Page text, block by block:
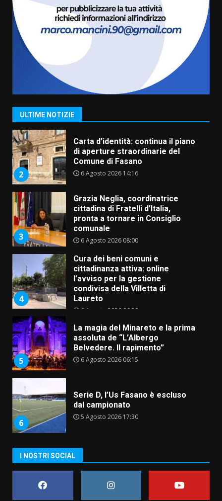
ULTIME NOTIZIE
Truffatori in azione nelle
frazioni fasanesi
5 Agosto 2026 11:03
1
Fasanese ferito a colpi di arma
da fuoco
6 Agosto 2026 18:13
2
Carta d’identità: continua il piano
di aperture straordinarie del
Comune di Fasano
6 Agosto 2026 14:16
3
Grazia Neglia, coordinatrice
cittadina di Fratelli d’Italia,
pronta a tornare in Consiglio
comunale
6 Agosto 2026 08:00
4
Cura dei beni comuni e
cittadinanza attiva: online
l’avviso per la gestione
condivisa della Villetta di
Laureto
6 Agosto 2026 06:20
5
La magia del Minareto e la prima
assoluta de “L’Albergo
Belvedere. Il rapimento”
6 Agosto 2026 06:15
6
Serie D, l’Us Fasano è escluso
dal campionato
5 Agosto 2026 17:30
Truffatori in azione nelle
I NOSTRI SOCIAL